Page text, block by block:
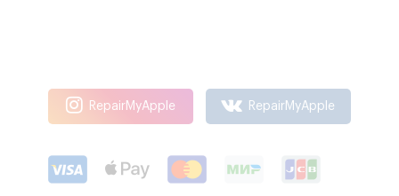
RepairMyApple RepairMyApple